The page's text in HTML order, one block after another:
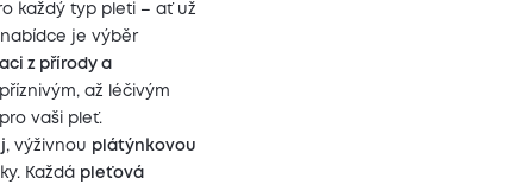
každý typ pleti – ať už
nabídce je výběr
z přírody a
až léčivým
vaši pleť.
, výživnou plátýnkovou
Každá pleťová